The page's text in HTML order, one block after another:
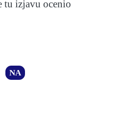
tu izjavu ocenio
NA